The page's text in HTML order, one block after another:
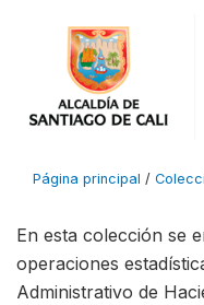
Página principal /
En esta colección se
operaciones
Administrativo de